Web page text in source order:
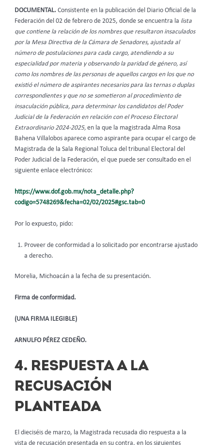
DOCUMENTAL. Consistente en la publicación del Diario Oficial de la
Federación del 02 de febrero de 2025, donde se encuentra la lista
que contiene la relación de los nombres que resultaron insaculados
por la Mesa Directiva de la Cámara de Senadores, ajustada al
número de postulaciones para cada cargo, atendiendo a su
especialidad por materia y observando la paridad de género, así
como los nombres de las personas de aquellos cargos en los que no
existió el número de aspirantes necesarios para las ternas o duplas
correspondientes y que no se sometieron al procedimiento de
insaculación pública, para determinar los candidatos del Poder
Judicial de la Federación en relación con el Proceso Electoral
Extraordinario 2024-2025, en la que la magistrada Alma Rosa
Bahena Villalobos aparece como aspirante para ocupar el cargo de
Magistrada de la Sala Regional Toluca del tribunal Electoral del
Poder Judicial de la Federación, el que puede ser consultado en el
siguiente enlace electrónico:
https://www.dof.gob.mx/nota_detalle.php?
codigo=5748269&fecha=02/02/2025#gsc.tab=0
Por lo expuesto, pido:
Proveer de conformidad a lo solicitado por encontrarse ajustado
a derecho.
Morelia, Michoacán a la fecha de su presentación.
Firma de conformidad.
(UNA FIRMA ILEGIBLE)
ARNULFO PÉREZ CEDEÑO.
4. RESPUESTA A LA
RECUSACIÓN
PLANTEADA
El dieciséis de marzo, la Magistrada recusada dio respuesta a la
vista de recusación presentada en su contra, en los siguientes